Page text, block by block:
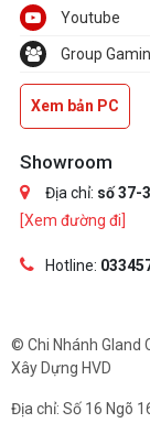
Youtube
Group
Xem bản PC
Showroom
Địa chỉ: số 37-
[Xem đường đi]
Hotline:
© Chi Nhánh Gland
Xây Dựng HVD
Địa chỉ: Số 16 Ngõ